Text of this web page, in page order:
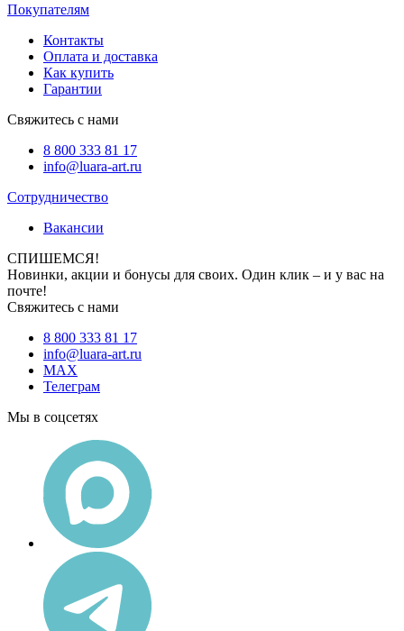
Покупателям
Контакты
Оплата и доставка
Как купить
Гарантии
Свяжитесь с нами
8 800 333 81 17
info@luara-art.ru
Сотрудничество
Вакансии
СПИШЕМСЯ!
Новинки, акции и бонусы для своих. Один клик – и у вас на
почте!
Свяжитесь с нами
8 800 333 81 17
info@luara-art.ru
MAX
Телеграм
Мы в соцсетях